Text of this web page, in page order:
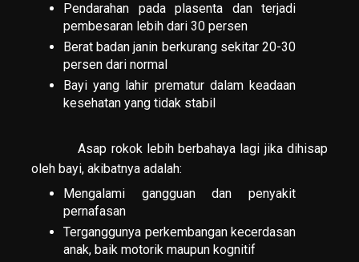
Pendarahan pada plasenta dan terjadi
pembesaran lebih dari 30 persen
Berat badan janin berkurang sekitar 20-30
persen dari normal
Bayi yang lahir prematur dalam keadaan
kesehatan yang tidak stabil
Asap rokok lebih berbahaya lagi jika dihisap
oleh bayi, akibatnya adalah:
Mengalami gangguan dan penyakit
pernafasan
Terganggunya perkembangan kecerdasan
anak, baik motorik maupun kognitif